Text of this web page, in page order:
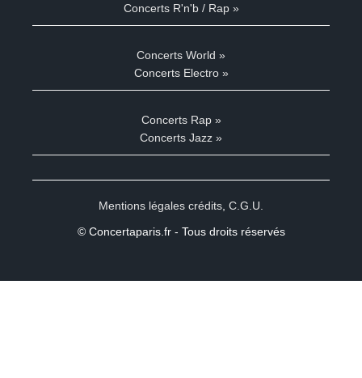
Concerts R'n'b / Rap »
Concerts World »
Concerts Electro »
Concerts Rap »
Concerts Jazz »
Mentions légales crédits C.G.U.
© Concertaparis.fr - Tous droits réservés